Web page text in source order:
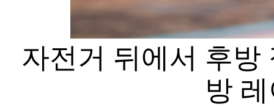
자전거 뒤에서 후방
방